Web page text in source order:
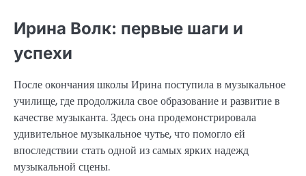
Ирина Волк: первые шаги и
успехи
После окончания школы Ирина поступила в музыкальное
училище, где продолжила свое образование и развитие в
качестве музыканта. Здесь она продемонстрировала
удивительное музыкальное чутье, что помогло ей
впоследствии стать одной из самых ярких надежд
музыкальной сцены.